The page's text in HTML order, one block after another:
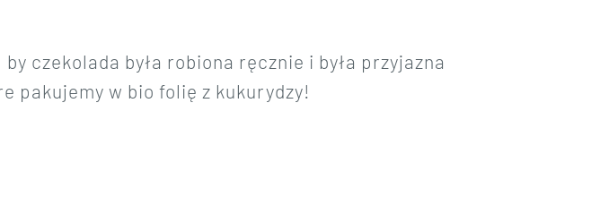
czekolada była robiona ręcznie i była przyjazna
pakujemy w bio folię z kukurydzy!